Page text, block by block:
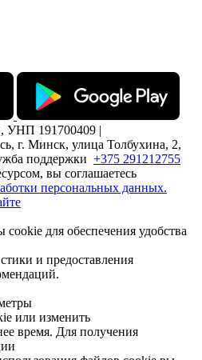
УНП 191700409 |
г. Минск, улица Толбухина, 2,
поддержки +375 291212755
вы соглашаетесь
персональных данных.
для обеспечения удобства
и предоставления
или изменить
время. Для получения